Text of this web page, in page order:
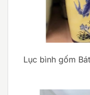
Lục bình gốm